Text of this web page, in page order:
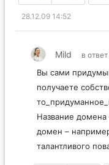
28.12.09 14:52
Mild в ответ
Вы сами
получаете
Название домена
домен –
талантливого